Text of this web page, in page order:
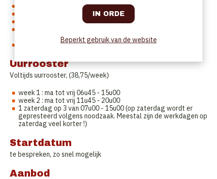
Je bent ondernemend en verlegt graag je grenzen
Je werkt graag in een team
Je houdt van afwisseling
Uurrooster
Voltijds uurrooster, (38,75/week)
week 1 : ma tot vrij 06u45 - 15u00
week 2 : ma tot vrij 11u45 - 20u00
1 zaterdag op 3 van 07u00 - 15u00 (op zaterdag wordt er
gepresteerd volgens noodzaak. Meestal zijn de werkdagen op
zaterdag veel korter !)
Startdatum
te bespreken, zo snel mogelijk
Aanbod
Beperkt gebruik van de website